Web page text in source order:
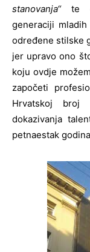
stanovanja“te
generaciji
određene stilske
jer upravo ono
koju ovdje
započeti
Hrvatskoj broj
dokazivanja
petnaestak